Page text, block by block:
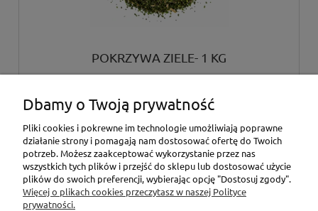
POKRZYWA ZIELE- 1 KG
31,00 zł
do koszyka
« 1 2 »
Dbamy o Twoją prywatność
Pliki cookies i pokrewne im technologie umożliwiają poprawne
działanie strony i pomagają nam dostosować ofertę do Twoich
potrzeb. Możesz zaakceptować wykorzystanie przez nas
wszystkich tych plików i przejść do sklepu lub dostosować użycie
plików do swoich preferencji, wybierając opcję "Dostosuj zgody".
Więcej o plikach cookies przeczytasz w naszej Polityce
prywatności.